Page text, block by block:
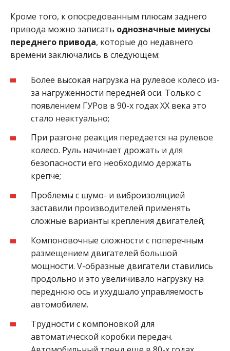
Кроме того, к опосредованным плюсам заднего
привода можно записать однозначные минусы
переднего привода, которые до недавнего
времени заключались в следующем:
Более высокая нагрузка на рулевое колесо из-
за нагруженности передней оси. Только с
появлением ГУРов в 90-х годах ХХ века это
стало неактуально;
При разгоне реакция передается на рулевое
колесо. Руль начинает дрожать и для
безопасности его необходимо держать
крепче;
Проблемы с шумо- и виброизоляцией
заставили производителей применять
сложные варианты крепления двигателей;
Компоновочные сложности с поперечным
размещением двигателей большой
мощности. V-образные двигатели ставились
продольно и это увеличивало нагрузку на
переднюю ось и ухудшало управляемость
автомобилем.
Трудности с компоновкой для
автоматической коробки передач.